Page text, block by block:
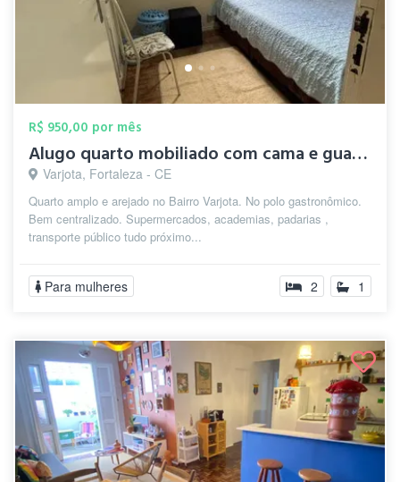
R$ 950,00 por mês
Alugo quarto mobiliado com cama e guarda...
Varjota, Fortaleza - CE
Quarto amplo e arejado no Bairro Varjota. No polo gastronômico.
Bem centralizado. Supermercados, academias, padarias ,
transporte público tudo próximo...
Para mulheres 2 1